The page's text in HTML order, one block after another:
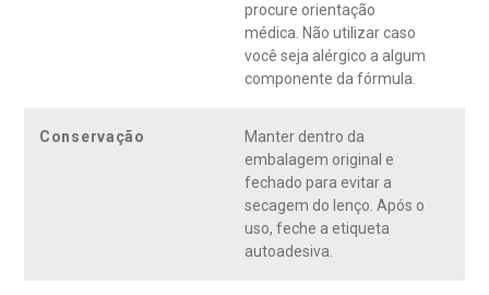
procure orientação
médica. Não utilizar caso
você seja alérgico a algum
componente da fórmula.
Conservação
Manter dentro da
embalagem original e
fechado para evitar a
secagem do lenço. Após o
uso, feche a etiqueta
autoadesiva.